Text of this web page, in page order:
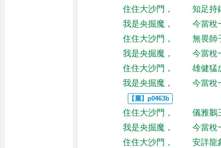
住住大沙門 ，
知足持
我是央掘魔 ，
今當稅
住住大沙門 ，
無畏師
我是央掘魔 ，
今當稅
住住大沙門 ，
雄健猛
我是央掘魔 ， 今當稅
住住大沙門 ，
儀雅鵝
我是央掘魔 ，
今當稅
住住大沙門 ，
安詳龍